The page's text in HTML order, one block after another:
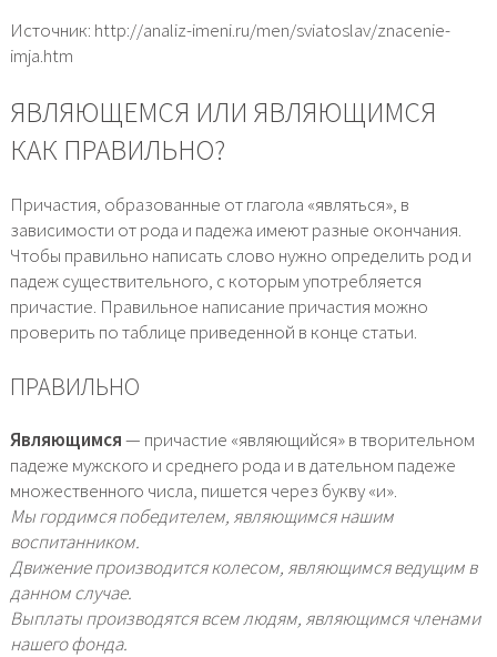
Источник: http://analiz-imeni.ru/men/sviatoslav/znacenie-
imja.htm
ЯВЛЯЮЩЕМСЯ ИЛИ ЯВЛЯЮЩИМСЯ
КАК ПРАВИЛЬНО?
Причастия, образованные от глагола «являться», в
зависимости от рода и падежа имеют разные окончания.
Чтобы правильно написать слово нужно определить род и
падеж существительного, с которым употребляется
причастие. Правильное написание причастия можно
проверить по таблице приведенной в конце статьи.
ПРАВИЛЬНО
Являющимся— причастие «являющийся» в творительном
падеже мужского и среднего рода и в дательном падеже
множественного числа, пишется через букву «и».
Мы гордимся победителем, являющимся нашим
воспитанником.
Движение производится колесом, являющимся ведущим в
данном случае.
Выплаты производятся всем людям, являющимся членами
нашего фонда.